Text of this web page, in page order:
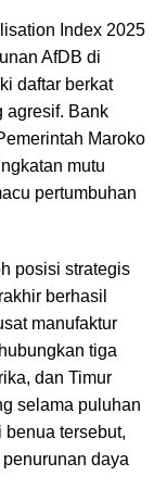
Index 2025
AfDB di
daftar berkat
agresif. Bank
Maroko
mutu
pertumbuhan
posisi strategis
berhasil
manufaktur
tiga
dan Timur
selama puluhan
tersebut,
daya